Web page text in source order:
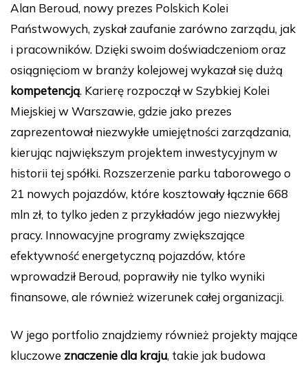
c
e
b
o
o
k
er
e
st
m
bl
r
d
di
t
k
e
dI
n
p
y
Li
n
k
Alan Beroud, nowy prezes Polskich Kolei
Państwowych, zyskał zaufanie zarówno zarządu, jak
i pracowników. Dzięki swoim doświadczeniom oraz
osiągnięciom w branży kolejowej wykazał się dużą
kompetencją. Karierę rozpoczął w Szybkiej Kolei
Miejskiej w Warszawie, gdzie jako prezes
zaprezentował niezwykłe umiejętności zarządzania,
kierując największym projektem inwestycyjnym w
historii tej spółki. Rozszerzenie parku taborowego o
21 nowych pojazdów, które kosztowały łącznie 668
mln zł, to tylko jeden z przykładów jego niezwykłej
pracy. Innowacyjne programy zwiększające
efektywność energetyczną pojazdów, które
wprowadził Beroud, poprawiły nie tylko wyniki
finansowe, ale również wizerunek całej organizacji.
W jego portfolio znajdziemy również projekty mające
kluczowe znaczenie dla kraju, takie jak budowa